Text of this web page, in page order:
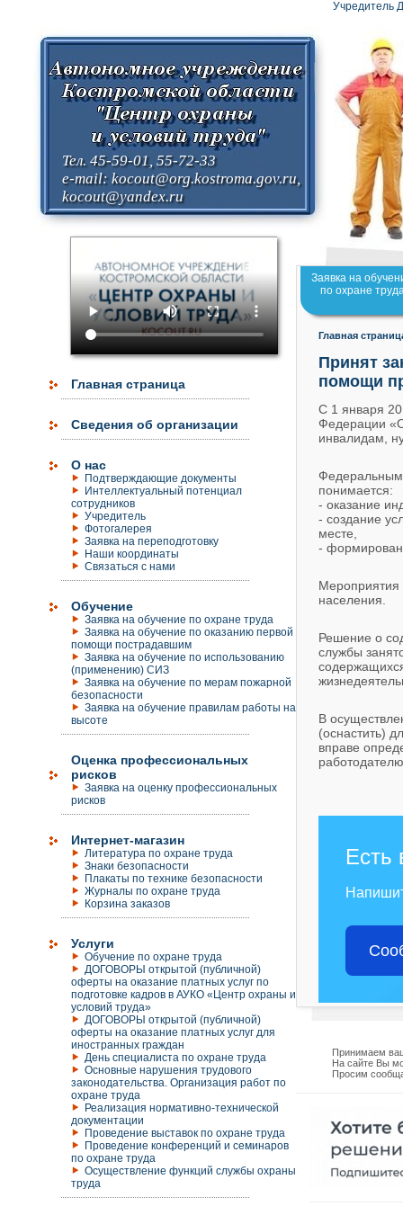
Учредитель
Тел. 45-59-01, 55-72-33
e-mail:kocout@org.kostroma.gov.ru,
kocout@yandex.ru
Главная страница
Сведения об организации
О нас
Подтверждающие документы
Интеллектуальный потенциал
сотрудников
Учредитель
Фотогалерея
Заявка на переподготовку
Наши координаты
Связаться с нами
Обучение
Заявка на обучение по охране труда
Заявка на обучение по оказанию первой
помощи пострадавшим
Заявка на обучение по использованию
(применению) СИЗ
Заявка на обучение по мерам пожарной
безопасности
Заявка на обучение правилам работы на
высоте
Оценка профессиональных
рисков
Заявка на оценку профессиональных
рисков
Интернет-магазин
Литература по охране труда
Знаки безопасности
Плакаты по технике безопасности
Журналы по охране труда
Корзина заказов
Услуги
Обучение по охране труда
ДОГОВОРЫ открытой (публичной)
оферты на оказание платных услуг по
подготовке кадров в АУКО «Центр охраны и
условий труда»
ДОГОВОРЫ открытой (публичной)
оферты на оказание платных услуг для
иностранных граждан
День специалиста по охране труда
Основные нарушения трудового
законодательства. Организация работ по
охране труда
Реализация нормативно-технической
документации
Проведение выставок по охране труда
Проведение конференций и семинаров
по охране труда
Осуществление функций службы охраны
труда
Заявка на
по охране
Главная
Принят
помощи
С 1 января
Федерации
инвалидам,
Федеральным
понимается:
- оказание
- создание
месте,
-
Мероприятия
населения.
Решение о
службы
В
(оснастить)
вправе
Есть
Принимаем
На сайте Вы
Просим